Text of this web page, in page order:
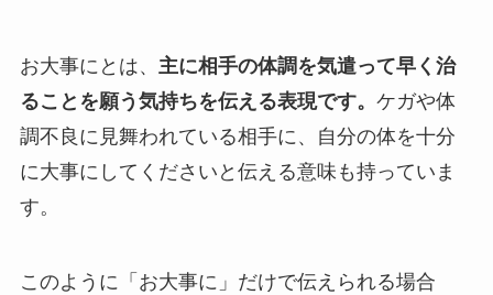
お大事にとは、 主に相手の体調を気遣って早く治
ることを願う気持ちを伝える表現です。 ケガや体
調不良に見舞われている相手に、自分の体を十分
に大事にしてくださいと伝える意味も持っていま
す。
このように「お大事に」だけで伝えられる場合